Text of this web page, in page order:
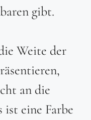
gibt.
Weite der
an die
ist eine Farbe